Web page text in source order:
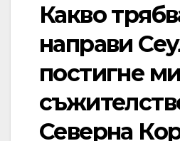
Какво
направи
постигне
Северна